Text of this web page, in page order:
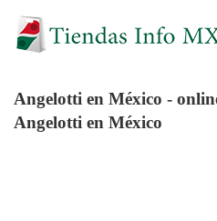
Angelotti en México -
Angelotti en México